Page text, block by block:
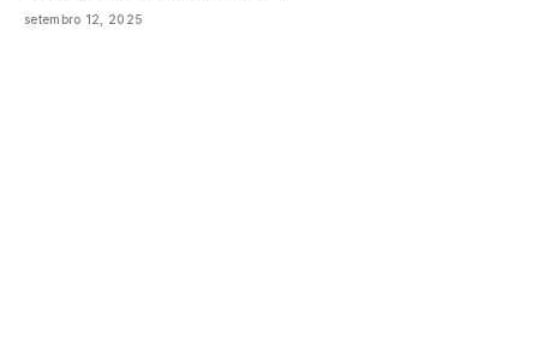
setembro 12, 2025